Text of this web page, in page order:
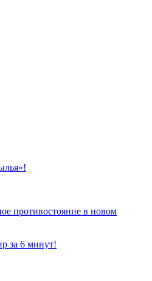
противостояние в новом
за 6 минут!